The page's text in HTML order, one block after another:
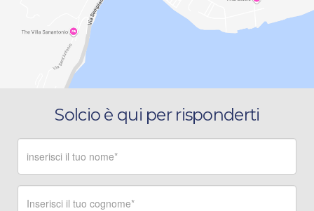
Solcio è qui per risponderti